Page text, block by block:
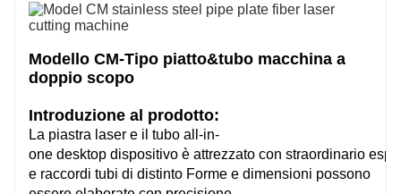
Modello CM-Tipo piatto&tubo macchina a
doppio scopo
Introduzione al prodotto:
La piastra laser e il tubo all-in-
one desktop dispositivo è attrezzato con straordinario
e raccordi tubi di distinto Forme e dimensioni possono